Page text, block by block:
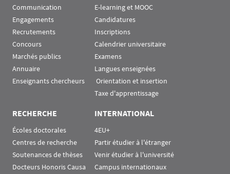
Communication
Engagements
Recrutements
Concours
Marchés publics
Annuaire
Enseignants chercheurs
E-learning et MOOC
Candidatures
Inscriptions
Calendrier universitaire
Examens
Langues enseignées
Orientation et insertion
Taxe d'apprentissage
RECHERCHE
Écoles doctorales
Centres de recherche
Soutenances de thèses
Docteurs Honoris Causa
INTERNATIONAL
4EU+
Partir étudier à l'étranger
Venir étudier à l'université
Campus internationaux